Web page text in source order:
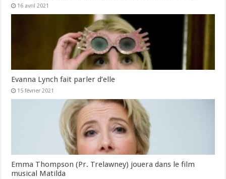
16 avril 2021
Evanna Lynch fait parler d’elle
15 février 2021
Emma Thompson (Pr. Trelawney) jouera dans le film
musical Matilda